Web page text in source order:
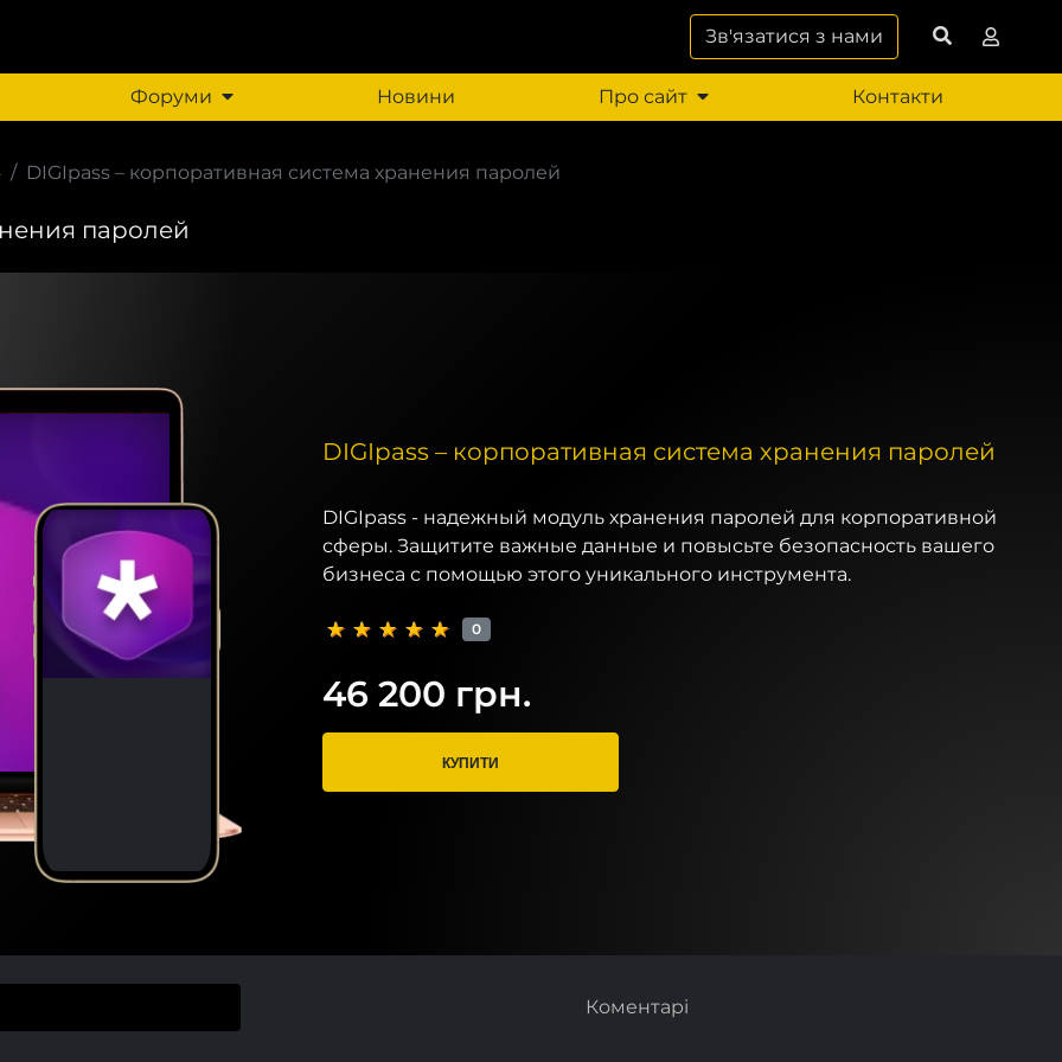
Зв'язатися з нами
Форуми Новини Про сайт Контакти
DIGIpass – корпоративная система хранения паролей
паролей
DIGIpass – корпоративная система хранения паролей
DIGIpass - надежный модуль хранения паролей для корпоративной
сферы. Защитите важные данные и повысьте безопасность вашего
бизнеса с помощью этого уникального инструмента.
0
46 200 грн.
КУПИТИ
Коментарі